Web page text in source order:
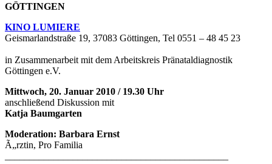
GÖTTINGEN
KINO LUMIERE
Geismarlandstraße 19, 37083 Göttingen, Tel 0551 – 48 45 23
in Zusammenarbeit mit dem Arbeitskreis Pränataldiagnostik
Göttingen e.V.
Mittwoch, 20. Januar 2010 / 19.30 Uhr
anschließend Diskussion mit
Katja Baumgarten
Moderation: Barbara Ernst
Ã„rztin, Pro Familia